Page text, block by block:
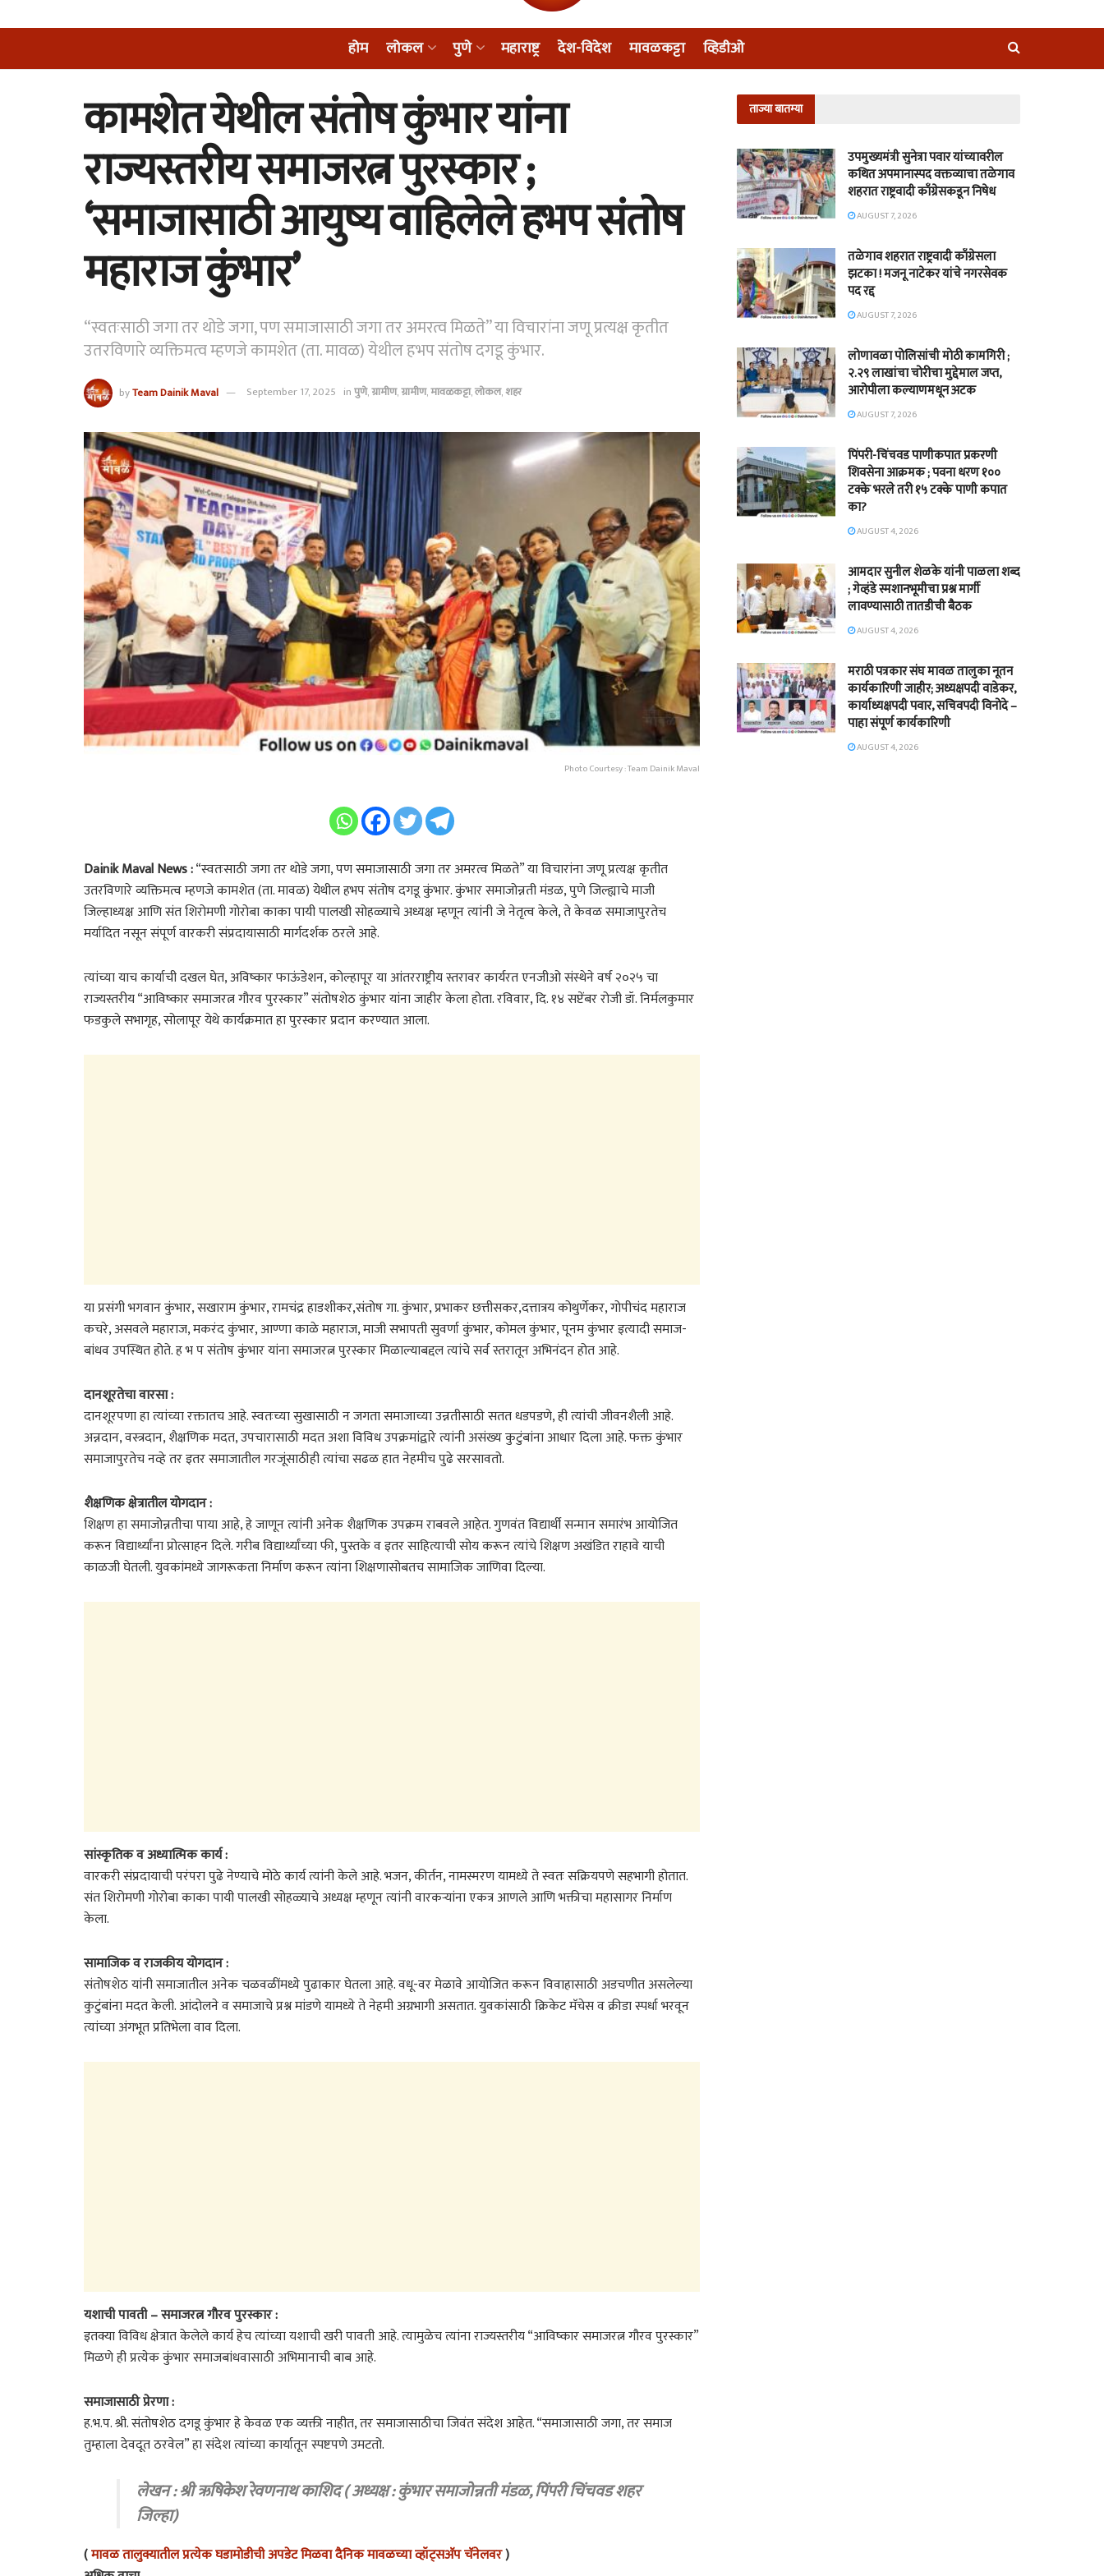
होम लोकल पुणे महाराष्ट्र देश-विदेश मावळकट्टा व्हिडीओ
कामशेत येथील संतोष कुंभार यांना
राज्यस्तरीय समाजरत्न पुरस्कार ;
‘समाजासाठी आयुष्य वाहिलेले हभप संतोष
महाराज कुंभार’
“स्वतःसाठी जगा तर थोडे जगा, पण समाजासाठी जगा तर अमरत्व मिळते” या विचारांना जणू प्रत्यक्ष कृतीत
उतरविणारे व्यक्तिमत्व म्हणजे कामशेत (ता. मावळ) येथील हभप संतोष दगडू कुंभार.
byTeam Dainik Maval September 17, 2025 inपुणे,ग्रामीण,ग्रामीण,मावळकट्टा,लोकल,शहर
Photo Courtesy : Team Dainik Maval
Dainik Maval News :“स्वतःसाठी जगा तर थोडे जगा, पण समाजासाठी जगा तर अमरत्व मिळते” या विचारांना जणू प्रत्यक्ष कृतीत
उतरविणारे व्यक्तिमत्व म्हणजे कामशेत (ता. मावळ) येथील हभप संतोष दगडू कुंभार. कुंभार समाजोन्नती मंडळ, पुणे जिल्ह्याचे माजी
जिल्हाध्यक्ष आणि संत शिरोमणी गोरोबा काका पायी पालखी सोहळ्याचे अध्यक्ष म्हणून त्यांनी जे नेतृत्व केले, ते केवळ समाजापुरतेच
मर्यादित नसून संपूर्ण वारकरी संप्रदायासाठी मार्गदर्शक ठरले आहे.
त्यांच्या याच कार्याची दखल घेत, अविष्कार फाऊंडेशन, कोल्हापूर या आंतरराष्ट्रीय स्तरावर कार्यरत एनजीओ संस्थेने वर्ष २०२५ चा
राज्यस्तरीय “आविष्कार समाजरत्न गौरव पुरस्कार” संतोषशेठ कुंभार यांना जाहीर केला होता. रविवार, दि. १४ सप्टेंबर रोजी डॉ. निर्मलकुमार
फडकुले सभागृह, सोलापूर येथे कार्यक्रमात हा पुरस्कार प्रदान करण्यात आला.
या प्रसंगी भगवान कुंभार, सखाराम कुंभार, रामचंद्र हाडशीकर,संतोष गा. कुंभार, प्रभाकर छत्तीसकर,दत्तात्रय कोथुर्णेकर, गोपीचंद महाराज
कचरे, असवले महाराज, मकरंद कुंभार, आण्णा काळे महाराज, माजी सभापती सुवर्णा कुंभार, कोमल कुंभार, पूनम कुंभार इत्यादी समाज-
बांधव उपस्थित होते. ह भ प संतोष कुंभार यांना समाजरत्न पुरस्कार मिळाल्याबद्दल त्यांचे सर्व स्तरातून अभिनंदन होत आहे.
दानशूरतेचा वारसा :
दानशूरपणा हा त्यांच्या रक्तातच आहे. स्वतःच्या सुखासाठी न जगता समाजाच्या उन्नतीसाठी सतत धडपडणे, ही त्यांची जीवनशैली आहे.
अन्नदान, वस्त्रदान, शैक्षणिक मदत, उपचारासाठी मदत अशा विविध उपक्रमांद्वारे त्यांनी असंख्य कुटुंबांना आधार दिला आहे. फक्त कुंभार
समाजापुरतेच नव्हे तर इतर समाजातील गरजूंसाठीही त्यांचा सढळ हात नेहमीच पुढे सरसावतो.
शैक्षणिक क्षेत्रातील योगदान :
शिक्षण हा समाजोन्नतीचा पाया आहे, हे जाणून त्यांनी अनेक शैक्षणिक उपक्रम राबवले आहेत. गुणवंत विद्यार्थी सन्मान समारंभ आयोजित
करून विद्यार्थ्यांना प्रोत्साहन दिले. गरीब विद्यार्थ्यांच्या फी, पुस्तके व इतर साहित्याची सोय करून त्यांचे शिक्षण अखंडित राहावे याची
काळजी घेतली. युवकांमध्ये जागरूकता निर्माण करून त्यांना शिक्षणासोबतच सामाजिक जाणिवा दिल्या.
सांस्कृतिक व अध्यात्मिक कार्य :
वारकरी संप्रदायाची परंपरा पुढे नेण्याचे मोठे कार्य त्यांनी केले आहे. भजन, कीर्तन, नामस्मरण यामध्ये ते स्वतः सक्रियपणे सहभागी होतात.
संत शिरोमणी गोरोबा काका पायी पालखी सोहळ्याचे अध्यक्ष म्हणून त्यांनी वारकऱ्यांना एकत्र आणले आणि भक्तीचा महासागर निर्माण
केला.
सामाजिक व राजकीय योगदान :
संतोषशेठ यांनी समाजातील अनेक चळवळींमध्ये पुढाकार घेतला आहे. वधू-वर मेळावे आयोजित करून विवाहासाठी अडचणीत असलेल्या
कुटुंबांना मदत केली. आंदोलने व समाजाचे प्रश्न मांडणे यामध्ये ते नेहमी अग्रभागी असतात. युवकांसाठी क्रिकेट मॅचेस व क्रीडा स्पर्धा भरवून
त्यांच्या अंगभूत प्रतिभेला वाव दिला.
यशाची पावती – समाजरत्न गौरव पुरस्कार :
इतक्या विविध क्षेत्रात केलेले कार्य हेच त्यांच्या यशाची खरी पावती आहे. त्यामुळेच त्यांना राज्यस्तरीय “आविष्कार समाजरत्न गौरव पुरस्कार”
मिळणे ही प्रत्येक कुंभार समाजबांधवासाठी अभिमानाची बाब आहे.
समाजासाठी प्रेरणा :
ह.भ.प. श्री. संतोषशेठ दगडू कुंभार हे केवळ एक व्यक्ती नाहीत, तर समाजासाठीचा जिवंत संदेश आहेत. “समाजासाठी जगा, तर समाज
तुम्हाला देवदूत ठरवेल” हा संदेश त्यांच्या कार्यातून स्पष्टपणे उमटतो.
लेखन : श्री ऋषिकेश रेवणनाथ काशिद ( अध्यक्ष : कुंभार समाजोन्नती मंडळ, पिंपरी चिंचवड शहर
जिल्हा)
(मावळ तालुक्यातील प्रत्येक घडामोडीची अपडेट मिळवा दैनिक मावळच्या व्हॉट्सअ‍ॅप चॅनेलवर)
ताज्या बातम्या
उपमुख्यमंत्री सुनेत्रा पवार यांच्यावरील
कथित अपमानास्पद वक्तव्याचा तळेगाव
शहरात राष्ट्रवादी काँग्रेसकडून निषेध
AUGUST 7, 2026
तळेगाव शहरात राष्ट्रवादी काँग्रेसला
झटका ! मजनू नाटेकर यांचे नगरसेवक
पद रद्द
AUGUST 7, 2026
लोणावळा पोलिसांची मोठी कामगिरी ;
२.२९ लाखांचा चोरीचा मुद्देमाल जप्त,
आरोपीला कल्याणमधून अटक
AUGUST 7, 2026
पिंपरी-चिंचवड पाणीकपात प्रकरणी
शिवसेना आक्रमक ; पवना धरण १००
टक्के भरले तरी १५ टक्के पाणी कपात
का?
AUGUST 4, 2026
आमदार सुनील शेळके यांनी पाळला शब्द
; गेव्हंडे स्मशानभूमीचा प्रश्न मार्गी
लावण्यासाठी तातडीची बैठक
AUGUST 4, 2026
मराठी पत्रकार संघ मावळ तालुका नूतन
कार्यकारिणी जाहीर; अध्यक्षपदी वाडेकर,
कार्याध्यक्षपदी पवार, सचिवपदी विनोदे –
पाहा संपूर्ण कार्यकारिणी
AUGUST 4, 2026